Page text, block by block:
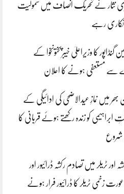
نثار نے تحریک انصاف میں شمولیت
رہے
گنڈاپور کا وزیراعلیٰ خیبرپختونخوا کے
سے مستعفی ہونے کا اعلان
بھر میں نمازِ عیدالاضحی کی ادائیگی کے
ابراہیمی کو زندہ رکھتے ہوئے قربانی کا
شروع
اور ٹریلر میں تصادم رکشہ ڈرائیور اور
زخمی ٹریلر کا ڈرائیور فرار ہونے